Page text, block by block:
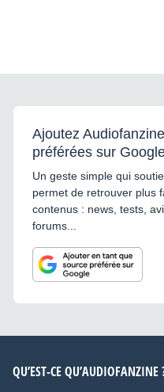
Ajoutez
préférées sur
Un geste simple qui
permet de retrouver plus
contenus : news, tests,
forums...
QU’EST-CE QU’AUDIOFANZINE